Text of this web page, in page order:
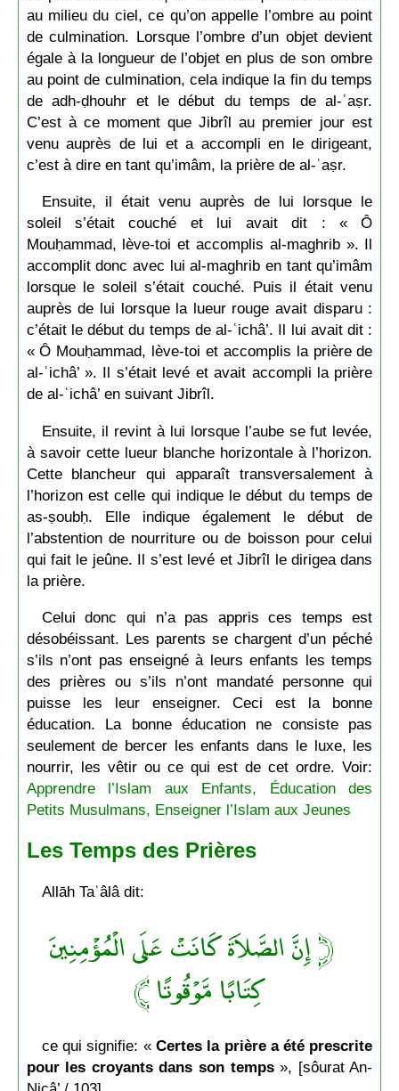
au milieu du ciel, ce qu’on appelle l’ombre au point
de culmination. Lorsque l’ombre d’un objet devient
égale à la longueur de l’objet en plus de son ombre
au point de culmination, cela indique la fin du temps
de adh-ḍhouhr et le début du temps de al-ʿaṣr.
C’est à ce moment que Jibrîl au premier jour est
venu auprès de lui et a accompli en le dirigeant,
c’est à dire en tant qu’imâm, la prière de al-ʿaṣr.
Ensuite, il était venu auprès de lui lorsque le
soleil s’était couché et lui avait dit : « Ô
Mouḥammad, lève-toi et accomplis al-maghrib ». Il
accomplit donc avec lui al-maghrib en tant qu’imâm
lorsque le soleil s’était couché. Puis il était venu
auprès de lui lorsque la lueur rouge avait disparu :
c’était le début du temps de al-ʿichâ’. Il lui avait dit :
« Ô Mouḥammad, lève-toi et accomplis la prière de
al-ʿichâ’ ». Il s’était levé et avait accompli la prière
de al-ʿichâ’ en suivant Jibrîl.
Ensuite, il revint à lui lorsque l’aube se fut levée,
à savoir cette lueur blanche horizontale à l’horizon.
Cette blancheur qui apparaît transversalement à
l’horizon est celle qui indique le début du temps de
as-ṣoubḥ. Elle indique également le début de
l’abstention de nourriture ou de boisson pour celui
qui fait le jeûne. Il s’est levé et Jibrîl le dirigea dans
la prière.
Celui donc qui n’a pas appris ces temps est
désobéissant. Les parents se chargent d’un péché
s’ils n’ont pas enseigné à leurs enfants les temps
des prières ou s’ils n’ont mandaté personne qui
puisse les leur enseigner. Ceci est la bonne
éducation. La bonne éducation ne consiste pas
seulement de bercer les enfants dans le luxe, les
nourrir, les vêtir ou ce qui est de cet ordre. Voir:
Apprendre l’Islam aux Enfants, Éducation des
Petits Musulmans, Enseigner l’Islam aux Jeunes
Les Temps des Prières
Allāh Taʿâlâ dit:
﴿ إِنَّ الصَّلاَةَ كَانَتْ عَلَى الْمُؤْمِنِينَ
كِتَابًا مَّوْقُوتًا ﴾
ce qui signifie: «Certes la prière a été prescrite
pour les croyants dans son temps», [sôurat An-